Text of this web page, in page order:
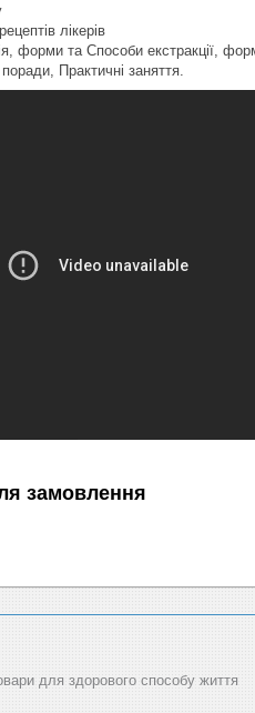
лікерів
форми та Способи екстракції,
Практичні заняття.
замовлення
для здорового способу життя